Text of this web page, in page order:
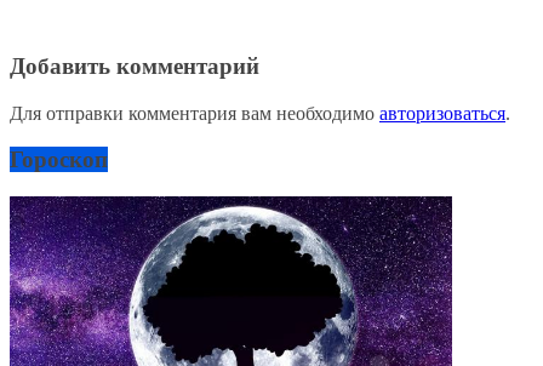
Добавить комментарий
Для отправки комментария вам необходимо авторизоваться.
Гороскоп